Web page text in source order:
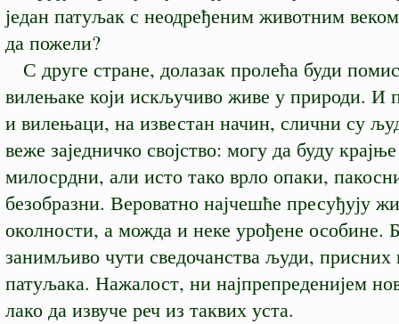
један патуљак с неодређеним животним
да пожели?
С друге стране, долазак пролећа буди
вилењаке који искључиво живе у природи. И
и вилењаци, на известан начин, слични су
веже заједничко својство: могу да буду
милосрдни, али исто тако врло опаки,
безобразни. Вероватно најчешће пресуђују
околности, а можда и неке урођене особине.
занимљиво чути сведочанства људи, присних
патуљака. Нажалост, ни најпрепреденијем
лако да извуче реч из таквих уста.